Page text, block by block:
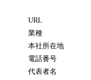
URL
業種
本社所在地
電話番号
代表者名